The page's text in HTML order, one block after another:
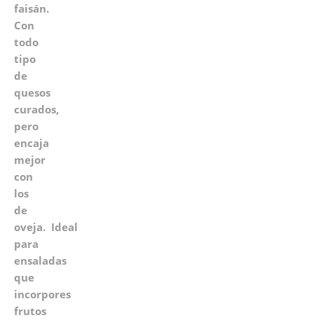
faisán.
Con
todo
tipo
de
quesos
curados,
pero
encaja
mejor
con
los
de
oveja. Ideal
para
ensaladas
que
incorpores
frutos